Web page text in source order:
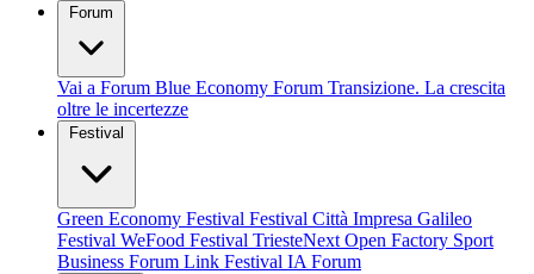
Forum
Vai a Forum Blue Economy Forum Transizione. La crescita
oltre le incertezze
Festival
Green Economy Festival Festival Città Impresa Galileo
Festival WeFood Festival TriesteNext Open Factory Sport
Business Forum Link Festival IA Forum